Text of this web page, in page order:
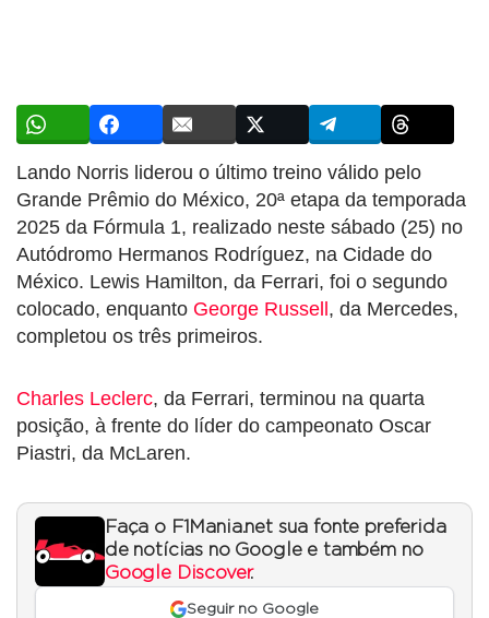
Lando Norris liderou o último treino válido pelo
Grande Prêmio do México, 20ª etapa da temporada
2025 da Fórmula 1, realizado neste sábado (25) no
Autódromo Hermanos Rodríguez, na Cidade do
México. Lewis Hamilton, da Ferrari, foi o segundo
colocado, enquanto George Russell, da Mercedes,
completou os três primeiros.
Charles Leclerc, da Ferrari, terminou na quarta
posição, à frente do líder do campeonato Oscar
Piastri, da McLaren.
Faça o F1Mania.net sua fonte preferida
de notícias no Google e também no
Google Discover.
Seguir no Google